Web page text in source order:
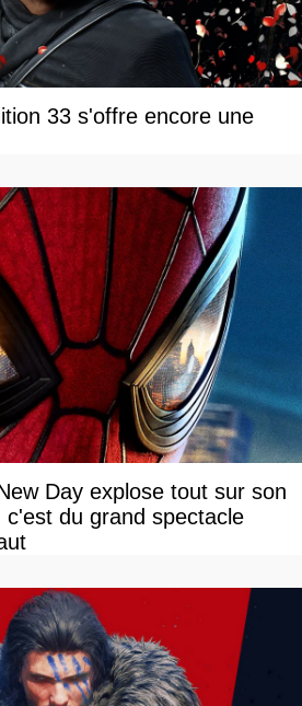
33 s'offre encore une
Day explose tout sur son
du grand spectacle